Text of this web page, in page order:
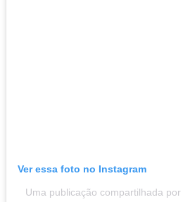
Ver essa foto no Instagram
Uma publicação compartilhada